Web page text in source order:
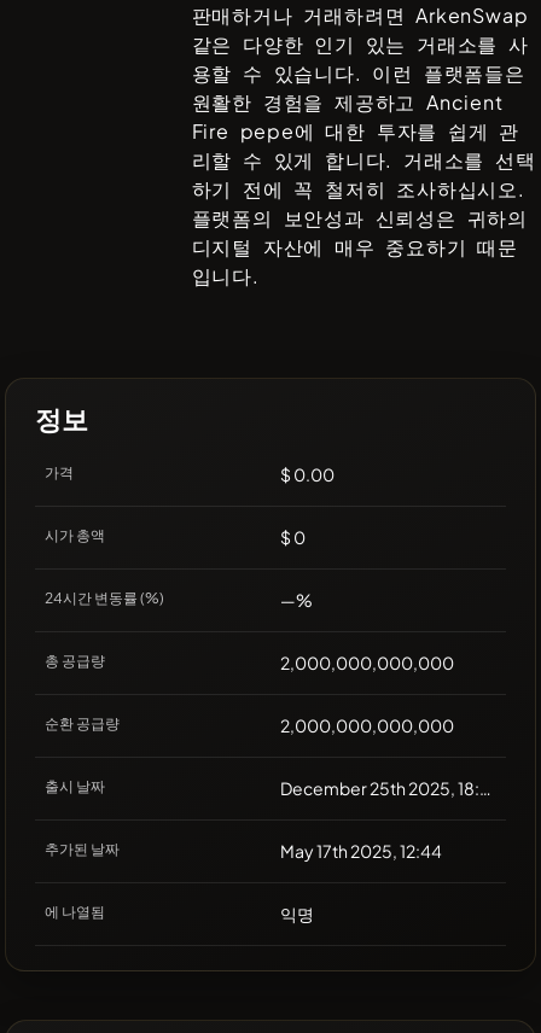
판매하거나 거래하려면ArkenSwap
같은 다양한 인기 있는 거래소를 사
용할 수 있습니다. 이런 플랫폼들은
원활한 경험을 제공하고Ancient
Fire pepe에 대한 투자를 쉽게 관
리할 수 있게 합니다. 거래소를 선택
하기 전에 꼭 철저히 조사하십시오.
플랫폼의 보안성과 신뢰성은 귀하의
디지털 자산에 매우 중요하기 때문
입니다.
정보
가격 $ 0.00
시가 총액 $ 0
24시간 변동률 (%) —%
총 공급량 2,000,000,000,000
순환 공급량 2,000,000,000,000
출시 날짜 December 25th 2025, 18:00
추가된 날짜 May 17th 2025, 12:44
에 나열됨 익명